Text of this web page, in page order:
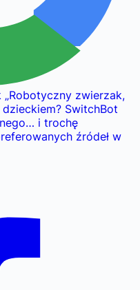
„Robotyczny zwierzak,
SwitchBot
i trochę
źródeł w